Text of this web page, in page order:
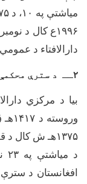
میاشتې په ۱۰، د
۱۹۹۶ع کال د
دارالافتاء د
۲ــ د سترې
بیا د مرکزي
وروسته د ۱۴۱۷
۱۳۷۵هـ ش کال د
د میاشتې په ۲۳
افغانستان د